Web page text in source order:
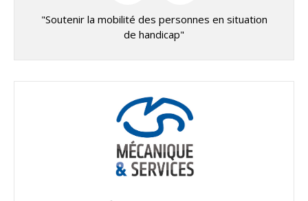
"Soutenir la mobilité des personnes en situation
de handicap"